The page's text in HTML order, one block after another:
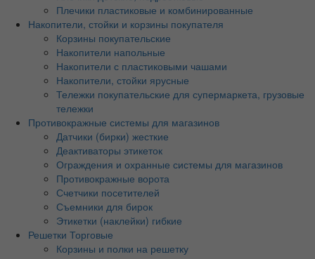
Плечики пластиковые и комбинированные
Накопители, стойки и корзины покупателя
Корзины покупательские
Накопители напольные
Накопители с пластиковыми чашами
Накопители, стойки ярусные
Тележки покупательские для супермаркета, грузовые
тележки
Противокражные системы для магазинов
Датчики (бирки) жесткие
Деактиваторы этикеток
Ограждения и охранные системы для магазинов
Противокражные ворота
Счетчики посетителей
Съемники для бирок
Этикетки (наклейки) гибкие
Решетки Торговые
Корзины и полки на решетку